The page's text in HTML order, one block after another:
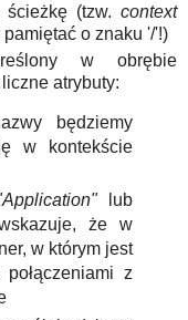
ścieżkę (tzw. context
o znaku '/'!)
w obrębie
atrybuty:
będziemy
w kontekście
lub
że w
w którym jest
z